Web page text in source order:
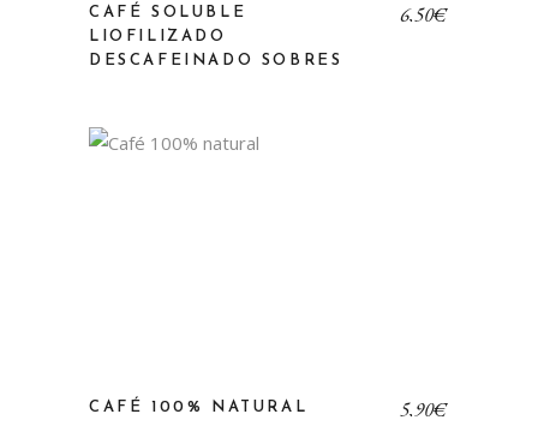
CAFÉ SOLUBLE
LIOFILIZADO
DESCAFEINADO SOBRES
6,50€
CAFÉ 100% NATURAL 5,90€